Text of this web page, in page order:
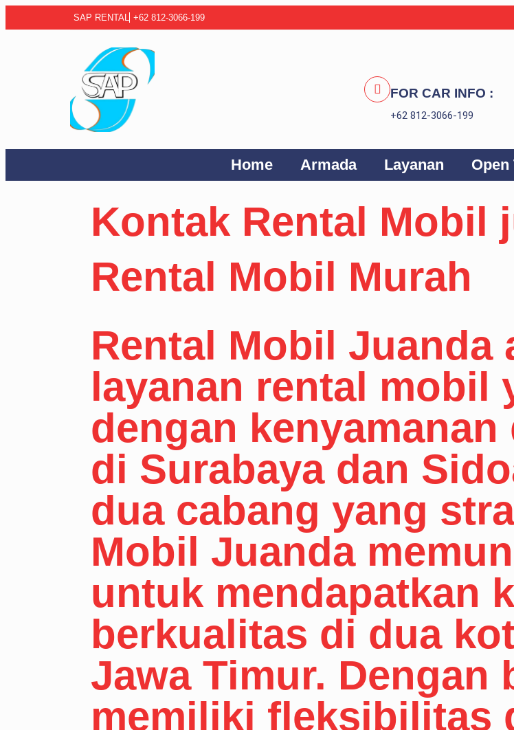
SAP RENTAL +62 812-3066-199
FOR CAR INFO :
+62 812-3066-199
Home Armada Layanan Open
Kontak Rental Mobil
Rental Mobil Murah
Rental Mobil Juanda
layanan rental mobil
dengan
di Surabaya dan
dua cabang yang
Mobil Juanda
untuk mendapatkan
berkualitas di dua
Jawa Timur. Dengan
memiliki fleksibilitas